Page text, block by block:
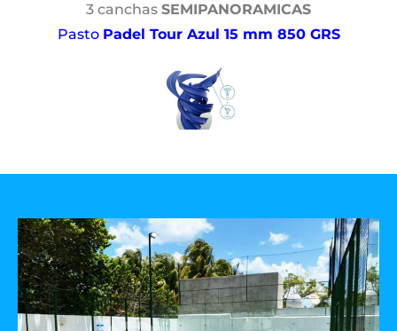
3 canchas SEMIPANORAMICAS
Pasto Padel Tour Azul 15 mm 850 GRS